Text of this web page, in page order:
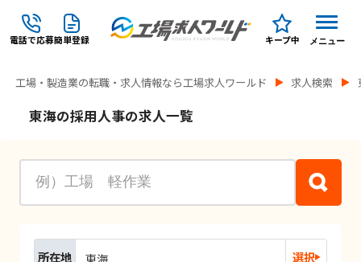
電話で応募簡単登録 キープ中 メニュー
工場・製造業の転職・求人情報なら工場求人ワールド 求人検索
東海の採用人事の求人一覧
所在地 東海 選択